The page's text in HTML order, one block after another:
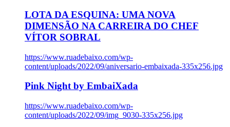
LOTA DA ESQUINA: UMA NOVA
DIMENSÃO NA CARREIRA DO CHEF
VÍTOR SOBRAL
https://www.ruadebaixo.com/wp-
content/uploads/2022/09/aniversario-embaixada-335x256.jpg
Pink Night by EmbaiXada
https://www.ruadebaixo.com/wp-
content/uploads/2022/09/img_9030-335x256.jpg